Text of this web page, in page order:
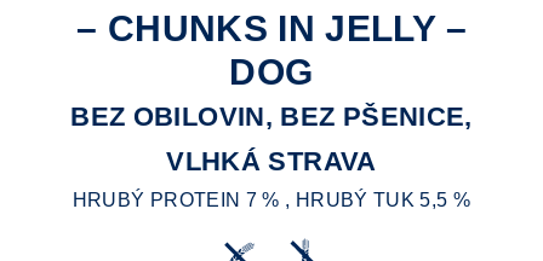
– CHUNKS IN JELLY –
DOG
BEZ OBILOVIN, BEZ PŠENICE,
VLHKÁ STRAVA
HRUBÝ PROTEIN 7 % , HRUBÝ TUK 5,5 %